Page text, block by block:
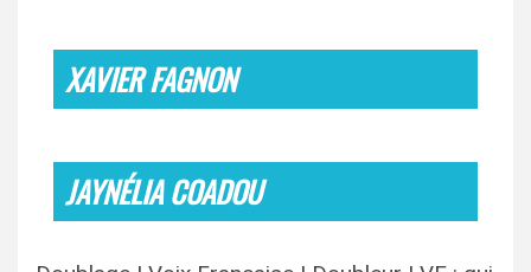
XAVIER FAGNON
JAYNÉLIA COADOU